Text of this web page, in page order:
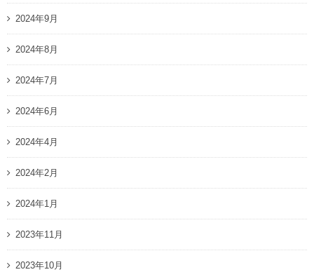
2024年9月
2024年8月
2024年7月
2024年6月
2024年4月
2024年2月
2024年1月
2023年11月
2023年10月